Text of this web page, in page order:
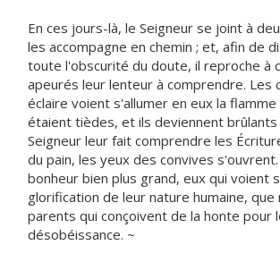
En ces jours-là, le Seigneur se joint à
les accompagne en chemin ; et, afin de
toute l'obscurité du doute, il reproche à
apeurés leur lenteur à comprendre. Les
éclaire voient s'allumer en eux la flamme
étaient tièdes, et ils deviennent
Seigneur leur fait comprendre les
du pain, les yeux des convives
bonheur bien plus grand, eux qui voient
glorification de leur nature humaine,
parents qui conçoivent de la honte pour
désobéissance. ~